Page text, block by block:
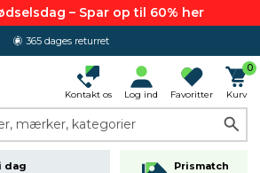
– Spar op til 60% her
365 dages returret
Kontakt os Log ind Favoritter
0
Kurv
mærker, kategorier
dag
Prismatch